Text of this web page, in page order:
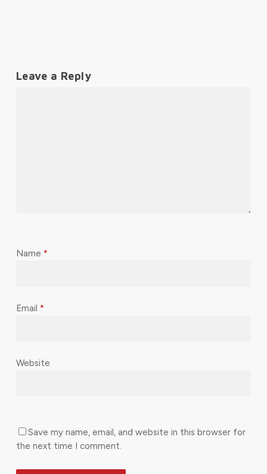
Leave a Reply
Name *
Email *
Website
Save my name, email, and website in this browser for
the next time I comment.